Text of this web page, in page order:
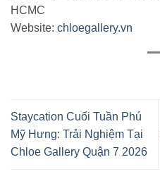
HCMC
Website: chloegallery.vn
Staycation Cuối Tuần Phú
Mỹ Hưng: Trải Nghiệm Tại
Chloe Gallery Quận 7 2026